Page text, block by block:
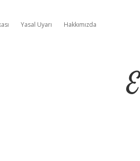
Yasal Uyarı Hakkımızda